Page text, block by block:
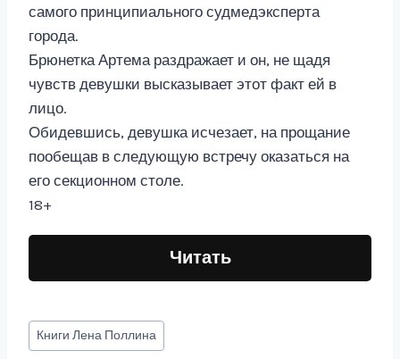
самого принципиального судмедэксперта
города.
Брюнетка Артема раздражает и он, не щадя
чувств девушки высказывает этот факт ей в
лицо.
Обидевшись, девушка исчезает, на прощание
пообещав в следующую встречу оказаться на
его секционном столе.
18+
Читать
Метки
записи:
КнигиЛена Поллина